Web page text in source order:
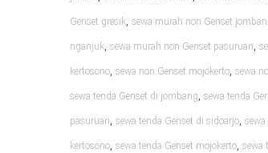
Genset gresik, sewa murah non Genset
nganjuk, sewa murah non Genset pasuruan,
kertosono, sewa non Genset mojokerto, sewa
sewa tenda Genset di jombang, sewa tenda
pasuruan, sewa tenda Genset di sidoarjo,
kertosono, sewa tenda Genset mojokerto, sewa